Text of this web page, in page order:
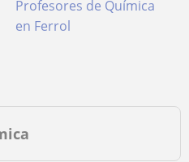
Profesores de Química
en Ferrol